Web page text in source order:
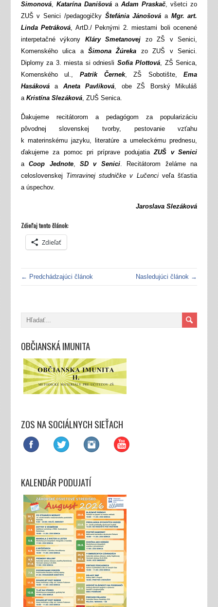
Simonová, Katarína DanišováaAdam Praskač, všetci zo
ZUŠ v Senici /pedagogičky Štefánia Jánošová a Mgr. art.
Linda Petráková, ArtD./ Peknými 2. miestami boli ocenené
interpetačné výkony Kláry Smetanovej zo ZŠ v Senici,
Komenského ulica aŠimona Žúreka zo ZUŠ v Senici.
Diplomy za 3. miesta si odniesli Sofia Plottová, ZŠ Senica,
Komenského ul., Patrik Černek, ZŠ Sobotište,Ema
Hasákováa Aneta Pavlíková, obe ZŠ Borský Mikuláš
a Kristína Slezáková, ZUŠ Senica.
Ďakujeme recitátorom a pedagógom za popularizáciu
pôvodnej slovenskej tvorby, pestovanie vzťahu
k materinskému jazyku, literatúre a umeleckému prednesu,
ďakujeme za pomoc pri príprave podujatiaZUŠ v Senici
aCoop Jednote,SD v Senici. Recitátorom želáme na
celoslovenskej Timravinej studničke v Lučenciveľa šťastia
a úspechov.
Jaroslava Slezáková
Zdieľaj tento článok:
Zdieľať
← Predchádzajúci článok Nasledujúci článok →
OBČIANSKÁ IMUNITA
ZOS NA SOCIÁLNYCH SIEŤACH
KALENDÁR PODUJATÍ